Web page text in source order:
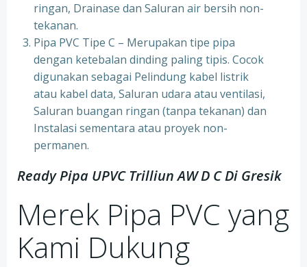
ringan, Drainase dan Saluran air bersih non-
tekanan.
Pipa PVC Tipe C – Merupakan tipe pipa
dengan ketebalan dinding paling tipis. Cocok
digunakan sebagai Pelindung kabel listrik
atau kabel data, Saluran udara atau ventilasi,
Saluran buangan ringan (tanpa tekanan) dan
Instalasi sementara atau proyek non-
permanen.
Ready Pipa UPVC Trilliun AW D C Di Gresik
Merek Pipa PVC yang
Kami Dukung